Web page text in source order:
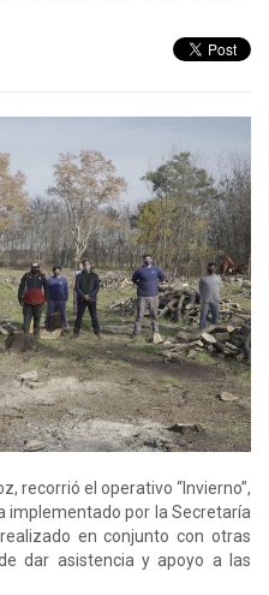
recorrió el operativo “Invierno”,
implementado por la Secretaría
en conjunto con otras
dar asistencia y apoyo a las